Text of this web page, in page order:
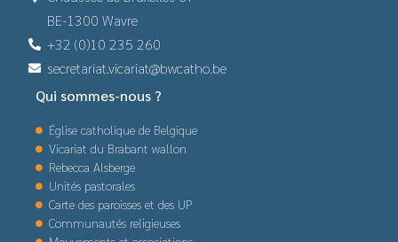
BE-1300 Wavre
+32 (0)10 235 260
secretariat.vicariat@bwcatho.be
Qui sommes-nous ?
Église catholique de Belgique
Vicariat du Brabant wallon
Rebecca Alsberge
Unités pastorales
Carte des paroisses et des UP
Communautés religieuses